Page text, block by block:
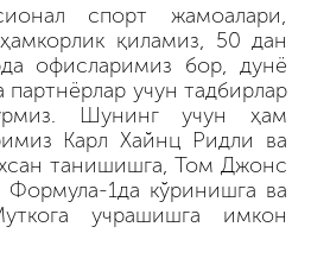
спорт жамоалари,
қиламиз, 50 дан
офисларимиз бор, дунё
учун тадбирлар
Шунинг учун ҳам
Карл Хайнц Ридли ва
танишишга, Том Джонс
1да кўринишга ва
учрашишга имкон